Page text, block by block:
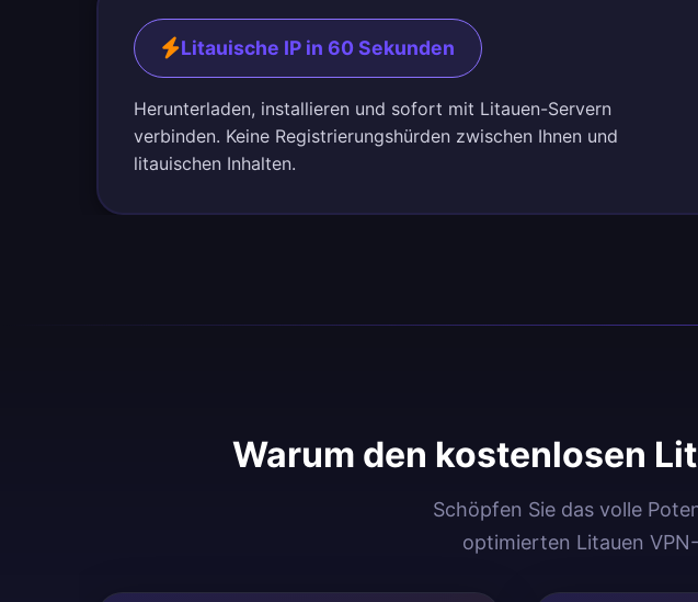
Litauische IP in 60 Sekunden
Herunterladen, installieren und sofort mit Litauen-Servern
verbinden. Keine Registrierungshürden zwischen Ihnen und
litauischen Inhalten.
Warum den kostenlosen
Schöpfen Sie das volle
optimierten Litauen